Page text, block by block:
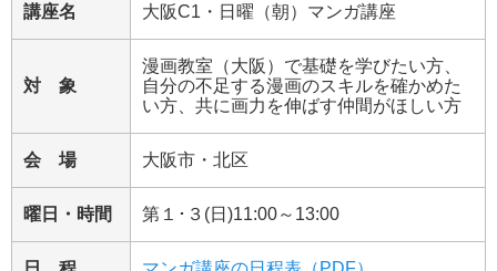
講座名 大阪C1・日曜（朝）マンガ講座
対 象
漫画教室（大阪）で基礎を学びたい方、
自分の不足する漫画のスキルを確かめた
い方、共に画力を伸ばす仲間がほしい方
会 場 大阪市・北区
曜日・時間 第１･３(日)11:00～13:00